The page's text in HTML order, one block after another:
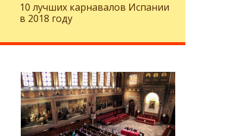
10 лучших карнавалов Испании
в 2018 году